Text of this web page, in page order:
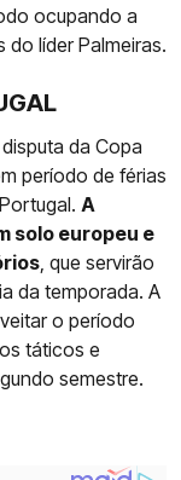
ocupando a
líder Palmeiras.
da Copa
período de férias
A
solo europeu e
, que servirão
da temporada. A
o período
táticos e
semestre.